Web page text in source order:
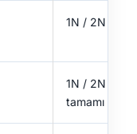
1N / 2N /
1N / 2N /
tamamı